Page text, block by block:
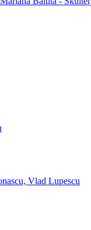
Vlad Lupescu